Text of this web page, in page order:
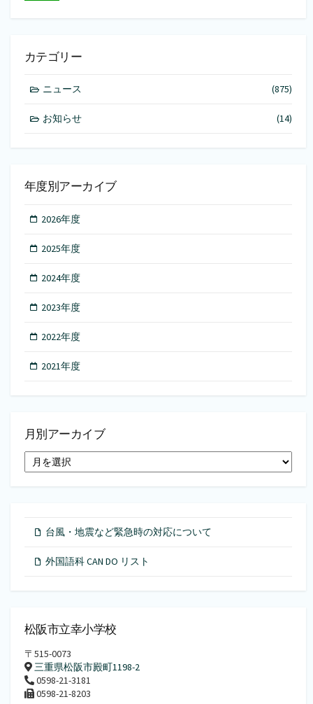
カテゴリー
ニュース (875)
お知らせ (14)
年度別アーカイブ
2026年度
2025年度
2024年度
2023年度
2022年度
2021年度
月別アーカイブ
別
台風・地震など緊急時の対応について
外国語科 CAN DO リスト
松阪市立幸小学校
〒515-0073
三重県松阪市殿町1198-2
0598-21-3181
0598-21-8203